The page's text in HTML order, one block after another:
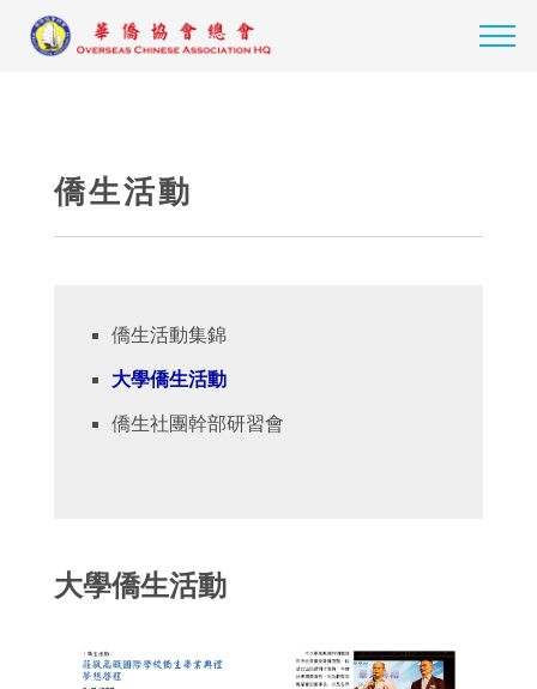
僑生活動
僑生活動集錦
大學僑生活動
僑生社團幹部研習會
大學僑生活動